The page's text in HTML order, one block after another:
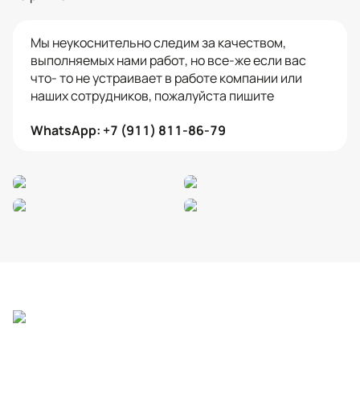
Мы неукоснительно следим за качеством,
выполняемых нами работ, но все-же если вас
что- то не устраивает в работе компании или
наших сотрудников, пожалуйста пишите
WhatsApp: +7 (911) 811-86-79